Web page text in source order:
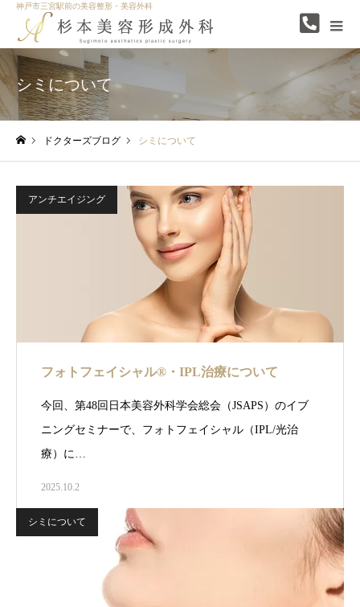
神戸市三宮駅前の美容整形・美容外科
シミについて
ドクターズブログ シミについて
アンチエイジング
フォトフェイシャル®・IPL治療について
今回、第48回日本美容外科学会総会（JSAPS）のイブ
ニングセミナーで、フォトフェイシャル（IPL/光治
療）に…
2025.10.2
シミについて